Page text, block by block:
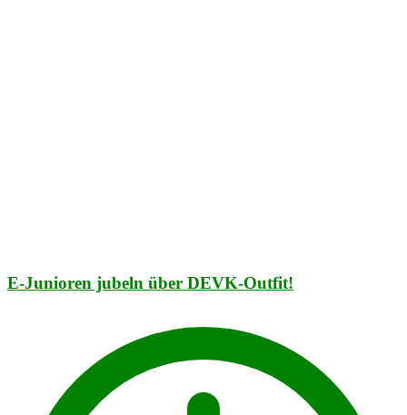
E-Junioren jubeln über DEVK-Outfit!